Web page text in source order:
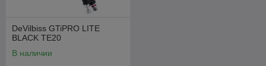
DeVilbiss GTiPRO LITE
BLACK TE20
В наличии